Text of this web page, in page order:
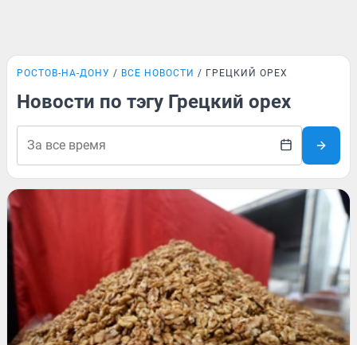
РОСТОВ-НА-ДОНУ ВСЕ НОВОСТИ ГРЕЦКИЙ ОРЕХ
Новости по тэгу Грецкий орех